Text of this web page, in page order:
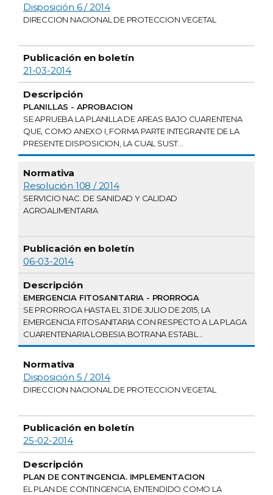
Disposición 6 / 2014
DIRECCION NACIONAL DE PROTECCION VEGETAL
21-03-2014
PLANILLAS - APROBACION
SE APRUEBA LA PLANILLA DE AREAS BAJO CUARENTENA
QUE, COMO ANEXO I, FORMA PARTE INTEGRANTE DE LA
PRESENTE DISPOSICION, LA CUAL SUST...
Resolución 108 / 2014
SERVICIO NAC. DE SANIDAD Y CALIDAD
AGROALIMENTARIA
06-03-2014
EMERGENCIA FITOSANITARIA - PRORROGA
SE PRORROGA HASTA EL 31 DE JULIO DE 2015, LA
EMERGENCIA FITOSANITARIA CON RESPECTO A LA PLAGA
CUARENTENARIA LOBESIA BOTRANA ESTABL...
Disposición 5 / 2014
DIRECCION NACIONAL DE PROTECCION VEGETAL
25-02-2014
PLAN DE CONTINGENCIA. IMPLEMENTACION
EL PLAN DE CONTINGENCIA, ENTENDIDO COMO LA